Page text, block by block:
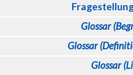
Glossar
Glossar
Glossar